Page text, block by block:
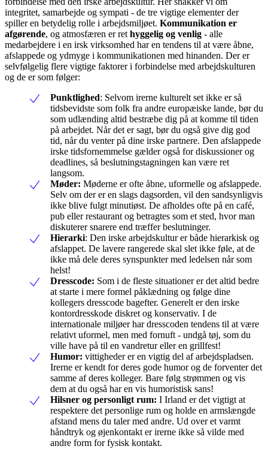
integritet, samarbejde og sympati - de tre vigtige elementer der
spiller en betydelig rolle i arbejdsmiljøet. Kommunikation er
afgørende, og atmosfæren er ret hyggelig og venlig - alle
medarbejdere i en irsk virksomhed har en tendens til at være åbne,
afslappede og ydmyge i kommunikationen med hinanden. Der er
selvfølgelig flere vigtige faktorer i forbindelse med arbejdskulturen
og de er som følger:
Punktlighed: Selvom irerne kulturelt set ikke er så
tidsbevidste som folk fra andre europæiske lande, bør du
som udlænding altid bestræbe dig på at komme til tiden
på arbejdet. Når det er sagt, bør du også give dig god
tid, når du venter på dine irske partnere. Den afslappede
irske tidsfornemmelse gælder også for diskussioner og
deadlines, så beslutningstagningen kan være ret
langsom.
Møder: Møderne er ofte åbne, uformelle og afslappede.
Selv om der er en slags dagsorden, vil den sandsynligvis
ikke blive fulgt minutiøst. De afholdes ofte på en café,
pub eller restaurant og betragtes som et sted, hvor man
diskuterer snarere end træffer beslutninger.
Hierarki: Den irske arbejdskultur er både hierarkisk og
afslappet. De lavere rangerede skal slet ikke føle, at de
ikke må dele deres synspunkter med ledelsen når som
helst!
Dresscode: Som i de fleste situationer er det altid bedre
at starte i mere formel påklædning og følge dine
kollegers dresscode bagefter. Generelt er den irske
kontordresskode diskret og konservativ. I de
internationale miljøer har dresscoden tendens til at være
relativt uformel, men med fornuft - undgå tøj, som du
ville have på til en vandretur eller en grillfest!
Humor: vittigheder er en vigtig del af arbejdspladsen.
Irerne er kendt for deres gode humor og de forventer det
samme af deres kolleger. Bare følg strømmen og vis
dem at du også har en vis humoristisk sans!
Hilsner og personligt rum: I Irland er det vigtigt at
respektere det personlige rum og holde en armslængde
afstand mens du taler med andre. Ud over et varmt
håndtryk og øjenkontakt er irerne ikke så vilde med
andre form for fysisk kontakt.